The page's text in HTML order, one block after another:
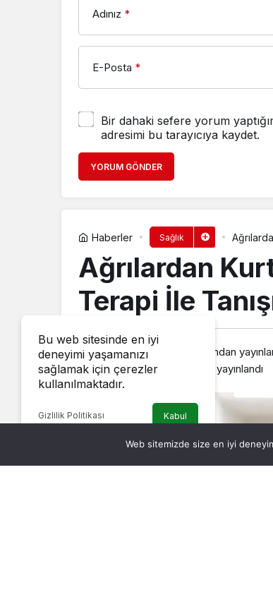
Adınız *
E-Posta *
Bir dahaki sefere yorum
adresimi bu tarayıcıya kaydet.
YORUM GÖNDER
Haberler Sağlık
Ağrılardan
Terapi İle
Haber Müzik
tarafından
20 Aralık 2024, 11:39
yayınlandı
Bu web sitesinde en iyi
deneyimi yaşamanızı
sağlamak için çerezler
kullanılmaktadır.
Gizlilik Politikası Kabul
Web sitemizde size en iyi